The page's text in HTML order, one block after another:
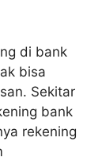
di bank
bisa
Sekitar
bank
rekening